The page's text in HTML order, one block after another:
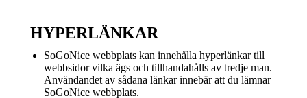
HYPERLÄNKAR
SoGoNice webbplats kan innehålla hyperlänkar till
webbsidor vilka ägs och tillhandahålls av tredje man.
Användandet av sådana länkar innebär att du lämnar
SoGoNice webbplats.